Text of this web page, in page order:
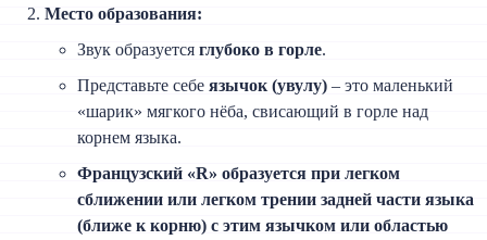
Место образования:
Звук образуетсяглубоко в горле.
Представьте себеязычок (увулу) – это маленький
«шарик» мягкого нёба, свисающий в горле над
корнем языка.
Французский «R» образуется при легком
сближении или легком трении задней части языка
(ближе к корню) с этим язычком или областью